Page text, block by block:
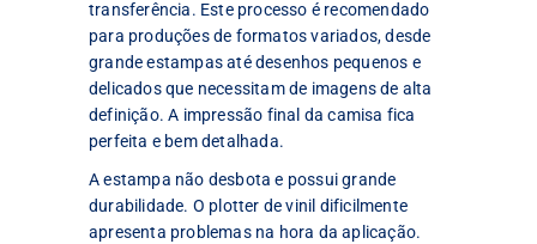
transferência. Este processo é recomendado
para produções de formatos variados, desde
grande estampas até desenhos pequenos e
delicados que necessitam de imagens de alta
definição. A impressão final da camisa fica
perfeita e bem detalhada.
A estampa não desbota e possui grande
durabilidade. O plotter de vinil dificilmente
apresenta problemas na hora da aplicação.